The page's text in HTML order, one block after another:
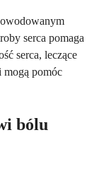
serca pomaga
serca, leczące
mogą pomóc
bólu